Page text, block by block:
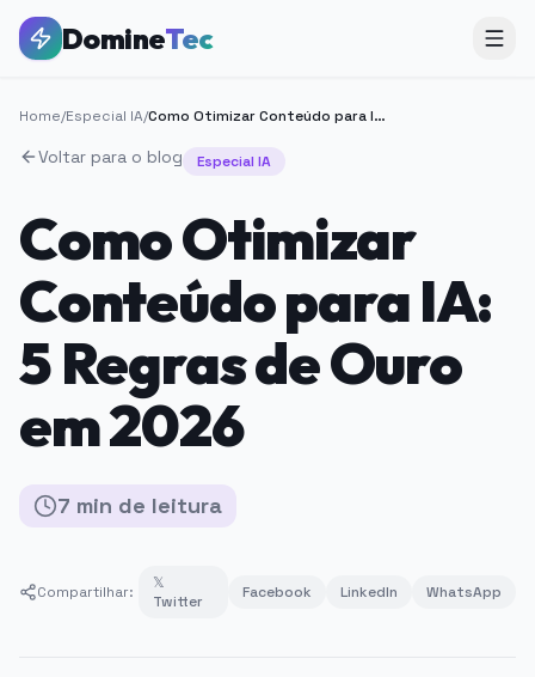
DomineTec
Home/Especial IA/ Como Otimizar Conteúdo para IA: 5 Regras de Ouro em 2026
Voltar para o blog Especial IA
Como Otimizar
Conteúdo para IA:
5 Regras de Ouro
em 2026
7 min de leitura
Compartilhar:
𝕏
Twitter
Facebook LinkedIn WhatsApp